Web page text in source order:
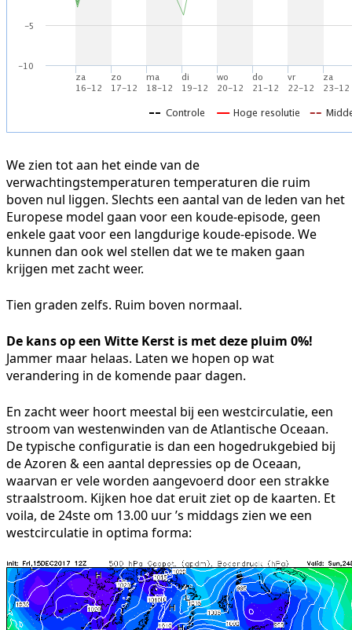
We zien tot aan het einde van de
verwachtingstemperaturen temperaturen die ruim
boven nul liggen. Slechts een aantal van de leden van het
Europese model gaan voor een koude-episode, geen
enkele gaat voor een langdurige koude-episode. We
kunnen dan ook wel stellen dat we te maken gaan
krijgen met zacht weer.
Tien graden zelfs. Ruim boven normaal.
De kans op een Witte Kerst is met deze pluim 0%!
Jammer maar helaas. Laten we hopen op wat
verandering in de komende paar dagen.
En zacht weer hoort meestal bij een westcirculatie, een
stroom van westenwinden van de Atlantische Oceaan.
De typische configuratie is dan een hogedrukgebied bij
de Azoren & een aantal depressies op de Oceaan,
waarvan er vele worden aangevoerd door een strakke
straalstroom. Kijken hoe dat eruit ziet op de kaarten. Et
voila, de 24ste om 13.00 uur ’s middags zien we een
westcirculatie in optima forma: